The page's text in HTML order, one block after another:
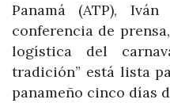
Panamá (ATP),
conferencia de
logística del
tradición” está lista
panameño cinco días